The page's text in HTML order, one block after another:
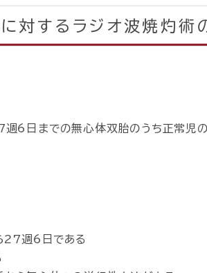
対するラジオ波焼灼術
6日までの無心体双胎のうち正常児
週6日である